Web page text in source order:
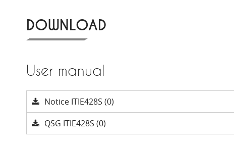
DOWNLOAD
User manual
Notice ITIE428S (0)
QSG ITIE428S (0)